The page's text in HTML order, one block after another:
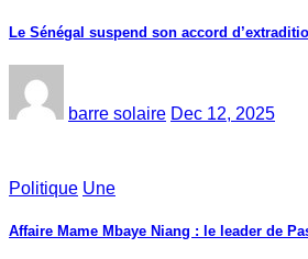
Le Sénégal suspend son accord
barre solaire Dec 12, 2025
Politique Une
Affaire Mame Mbaye Niang : le leader de